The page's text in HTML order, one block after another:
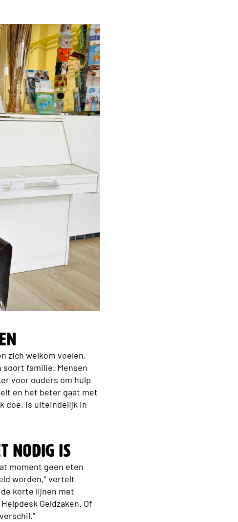
zich welkom voelen.
soort familie. Mensen
voor ouders om hulp
en het beter gaat met
doe, is uiteindelijk in
nodig is
moment geen eten
worden,” vertelt
de korte lijnen met
Geldzaken. Of